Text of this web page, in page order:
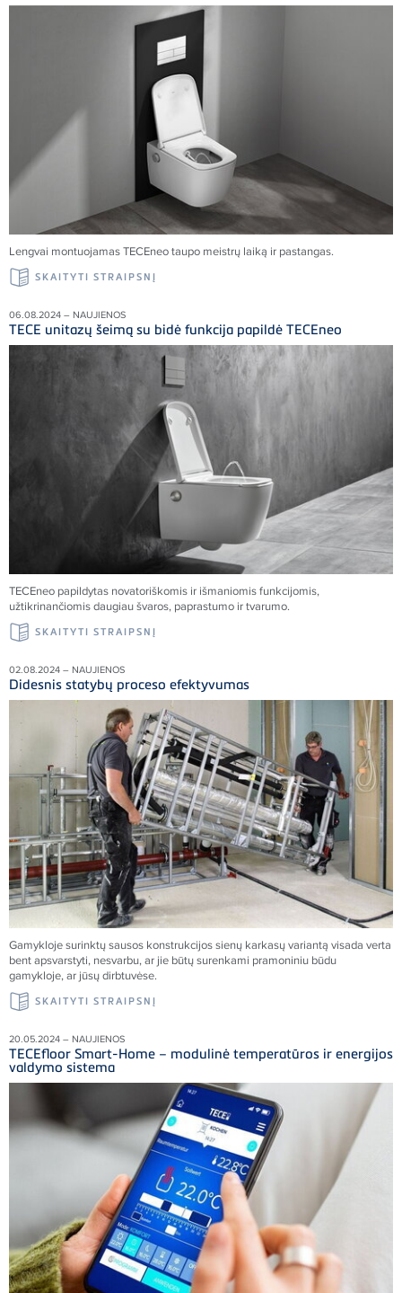
Lengvai montuojamasTECEneo taupo meistrų laiką ir pastangas.
SKAITYTI STRAIPSNĮ
06.08.2024 – NAUJIENOS
TECE unitazų šeimą su bidė funkcija papildė TECEneo
TECEneo papildytas novatoriškomis ir išmaniomis funkcijomis,
užtikrinančiomis daugiau švaros, paprastumo ir tvarumo.
SKAITYTI STRAIPSNĮ
02.08.2024 – NAUJIENOS
Didesnis statybų proceso efektyvumas
Gamykloje surinktų sausos konstrukcijos sienų karkasų variantą visada verta
bent apsvarstyti, nesvarbu, ar jie būtų surenkami pramoniniu būdu
gamykloje, ar jūsų dirbtuvėse.
SKAITYTI STRAIPSNĮ
20.05.2024 – NAUJIENOS
TECEfloor Smart-Home – modulinė temperatūros ir energijos
valdymo sistema